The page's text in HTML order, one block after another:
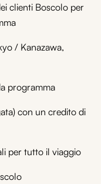
clienti Boscolo per
/ Kanazawa,
programma
con un credito di
per tutto il viaggio